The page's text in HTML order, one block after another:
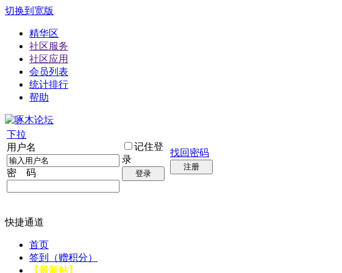
切换到宽版
精华区
社区服务
社区应用
会员列表
统计排行
帮助
下拉
用户名
密 码
记住登
录
登录
找回密码
注册
快捷通道
首页
签到（赠积分）
【最新帖】